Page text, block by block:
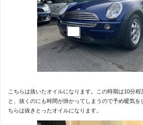
こちらは抜いたオイルになります。この時期は10分
と、抜くのにも時間が掛かってしまうので予め暖気を
ちらは抜きとったオイルになります。